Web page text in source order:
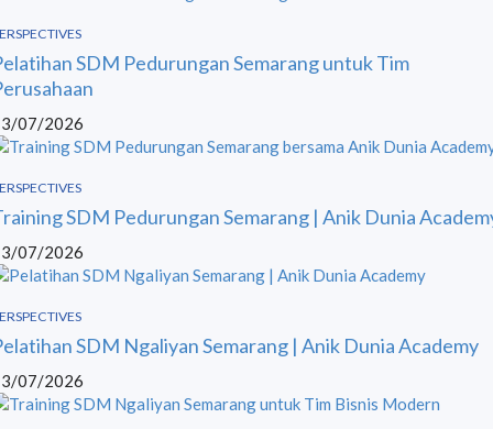
SDM Pedurungan Semarang untuk Tim
07/2026
SDM Pedurungan Semarang | Anik Dunia
07/2026
SDM Ngaliyan Semarang | Anik Dunia Academy
07/2026